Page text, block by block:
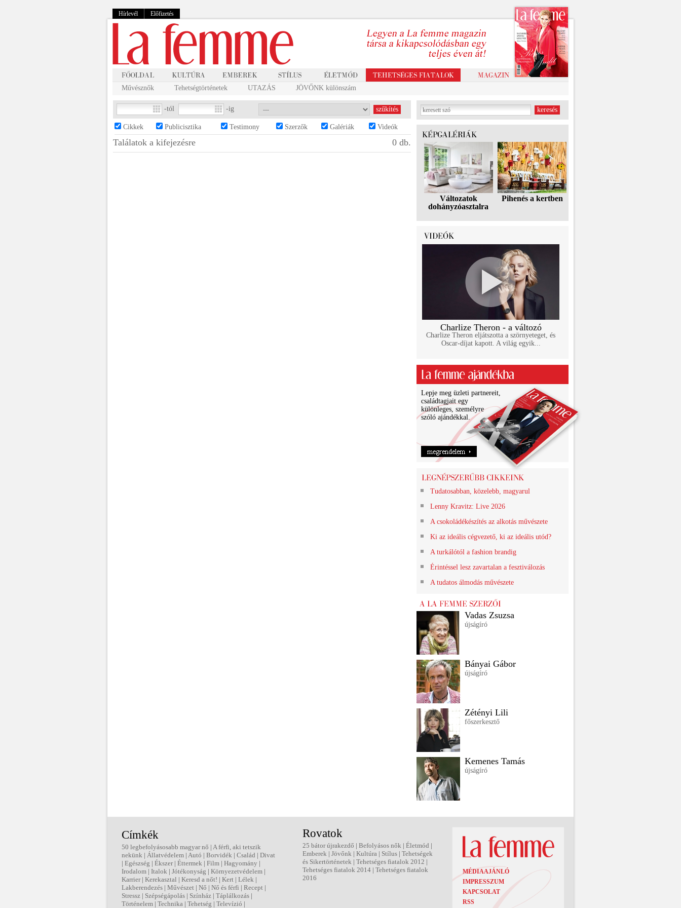
Hírlevél Előfizetés
Művésznők Tehetségtörténetek UTAZÁS JÖVŐNK különszám
-tól -ig
Cikkek Publicisztika Testimony Szerzők Galériák Videók
Találatok a kifejezésre 0 db.
Változatok
dohányzóasztalra
Pihenés a kertben
Charlize Theron - a változó
Charlize Theron eljátszotta a szörnyeteget, és
Oscar-díjat kapott. A világ egyik...
Lepje meg üzleti partnereit,
családtagjait egy
különleges, személyre
szóló ajándékkal.
Tudatosabban, közelebb, magyarul
Lenny Kravitz: Live 2026
A csokoládékészítés az alkotás művészete
Ki az ideális cégvezető, ki az ideális utód?
A turkálótól a fashion brandig
Érintéssel lesz zavartalan a fesztiválozás
A tudatos álmodás művészete
Vadas Zsuzsa
újságíró
Bányai Gábor
újságíró
Zétényi Lili
főszerkesztő
Kemenes Tamás
újságíró
Címkék
50 legbefolyásosabb magyar nő | A férfi, aki tetszik
nekünk | Állatvédelem | Autó | Borvidék | Család | Divat
| Egészség | Ékszer| Éttermek | Film | Hagyomány |
Irodalom | Italok | Jótékonyság | Környezetvédelem |
Karrier| Kerekasztal | Keresd a nőt! | Kert | Lélek |
Lakberendezés | Művészet | Nő | Nő és férfi | Recept |
Stressz | Szépségápolás | Színház | Táplálkozás |
Történelem | Technika | Tehetség | Televízió |
Rovatok
25 bátor újrakezdő | Befolyásos nők | Életmód |
Emberek | Jövőnk | Kultúra | Stílus | Tehetségek
és Sikertörténetek | Tehetséges fiatalok 2012 |
Tehetséges fiatalok 2014 | Tehetséges fiatalok
2016
MÉDIAAJÁNLÓ
IMPRESSZUM
KAPCSOLAT
RSS